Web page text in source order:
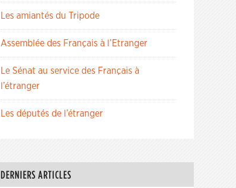
Les amiantés du Tripode
Assemblée des Français à l’Etranger
Le Sénat au service des Français à
l’étranger
Les députés de l’étranger
DERNIERS ARTICLES